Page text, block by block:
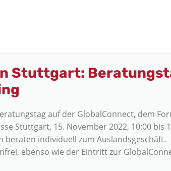
Stuttgart:
auf der GlobalConnect, dem
Stuttgart, 15. November 2022, 10:00 bis
beraten individuell zum Auslandsgeschäft.
ebenso wie der Eintritt zur